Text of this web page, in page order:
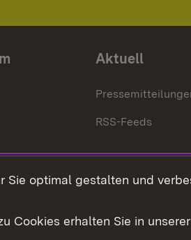
Aktuell
RSS-Feeds
Sie optimal gestalten und
Cookies erhalten Sie in unserer